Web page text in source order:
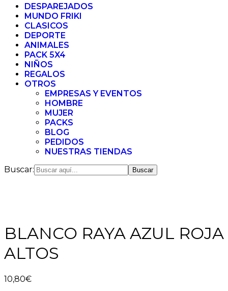
DESPAREJADOS
MUNDO FRIKI
CLASICOS
DEPORTE
ANIMALES
PACK 5X4
NIÑOS
REGALOS
OTROS
EMPRESAS Y EVENTOS
HOMBRE
MUJER
PACKS
BLOG
PEDIDOS
NUESTRAS TIENDAS
Buscar:
BLANCO RAYA AZUL ROJA
ALTOS
10,80€